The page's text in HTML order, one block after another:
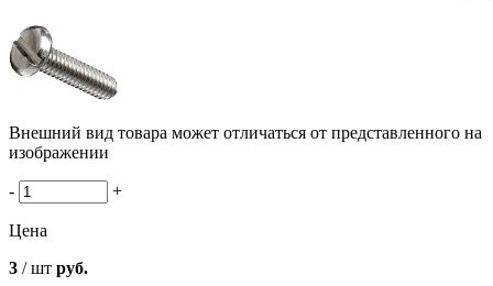
Внешний вид товара может отличаться от представленного на
изображении
- +
Цена
3 / шт руб.